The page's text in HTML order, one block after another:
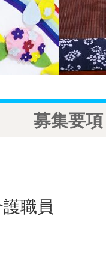
募集要項
職員